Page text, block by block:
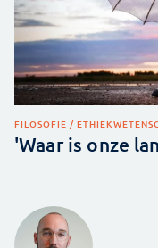
FILOSOFIE / ETHIEK
'Waar is onze